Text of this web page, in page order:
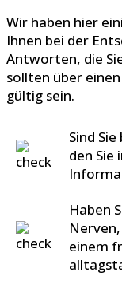
Wir haben hier
Ihnen bei der
Antworten, die
sollten über
gültig sein.
Sind
den Sie
Haben
einem